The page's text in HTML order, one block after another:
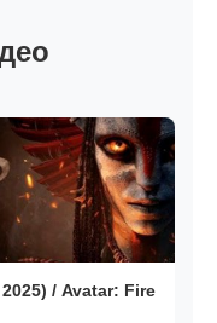
/ Avatar: Fire